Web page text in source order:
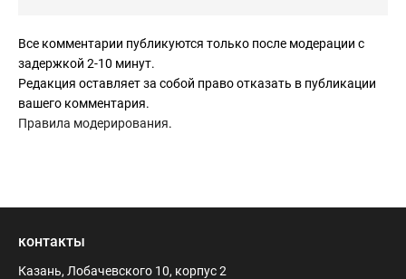
Все комментарии публикуются только после модерации с
задержкой 2-10 минут.
Редакция оставляет за собой право отказать в публикации
вашего комментария.
Правила модерирования.
контакты
Казань, Лобачевского 10, корпус 2